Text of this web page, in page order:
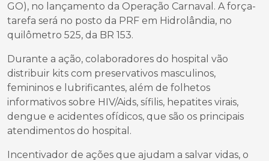
GO), no lançamento da Operação Carnaval. A força-
tarefa será no posto da PRF em Hidrolândia, no
quilômetro 525, da BR 153.
Durante a ação, colaboradores do hospital vão
distribuir kits com preservativos masculinos,
femininos e lubrificantes, além de folhetos
informativos sobre HIV/Aids, sífilis, hepatites virais,
dengue e acidentes ofídicos, que são os principais
atendimentos do hospital.
Incentivador de ações que ajudam a salvar vidas, o